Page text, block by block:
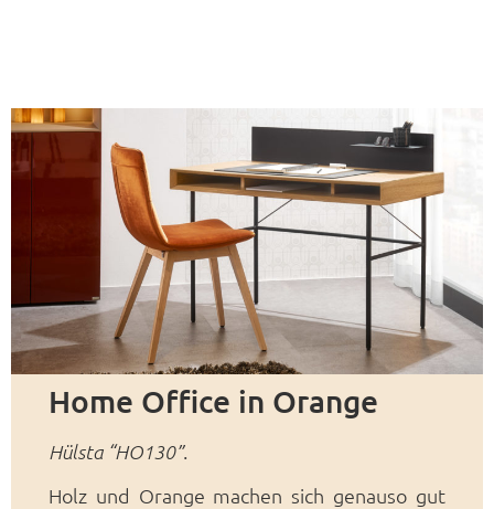
Home Office in Orange
Hülsta “HO130”.
Holz und Orange machen sich genauso gut